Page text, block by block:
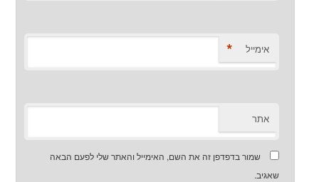
אימייל *
אתר
שמור בדפדפן זה את השם, האימייל והאתר שלי לפעם הבאה
שאגיב.